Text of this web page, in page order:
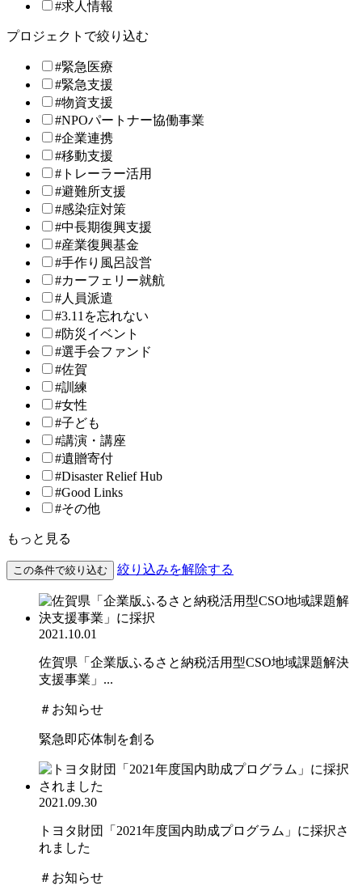
#求人情報
プロジェクトで絞り込む
#緊急医療
#緊急支援
#物資支援
#NPOパートナー協働事業
#企業連携
#移動支援
#トレーラー活用
#避難所支援
#感染症対策
#中長期復興支援
#産業復興基金
#手作り風呂設営
#カーフェリー就航
#人員派遣
#3.11を忘れない
#防災イベント
#選手会ファンド
#佐賀
#訓練
#女性
#子ども
#講演・講座
#遺贈寄付
#Disaster Relief Hub
#Good Links
#その他
もっと見る
この条件で絞り込む 絞り込みを解除する
2021.10.01
佐賀県「企業版ふるさと納税活用型CSO地域課題解決
支援事業」...
＃お知らせ
緊急即応体制を創る
2021.09.30
トヨタ財団「2021年度国内助成プログラム」に採択さ
れました
＃お知らせ